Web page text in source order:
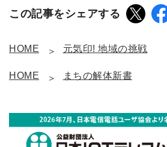
この記事をシェアする
HOME 元気印! 地域の挑戦
HOME まちの解体新書